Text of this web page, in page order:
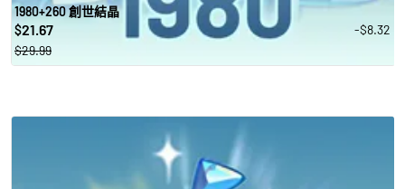
1980+260 創世結晶
$21.67
-$8.32
$29.99